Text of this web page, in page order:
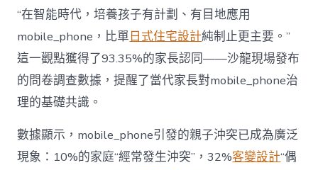
東
西”，
而
非
“家
庭
中
“在智能時代，培養孩子有計劃、有目地應用
mobile_phone，比單日式住宅設計純制止更主要。”
這一觀點獲得了93.35%的家長認同——沙龍現場發布
的問卷調查數據，提醒了當代家長對mobile_phone治
理的基礎共識。
數據顯示，mobile_phone引發的親子沖突已成為廣泛
現象：10%的家庭“經常發生沖突”，32%客變設計“偶